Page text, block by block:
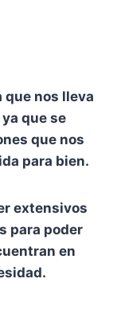
que nos lleva
que se
que nos
para bien.
extensivos
para poder
en